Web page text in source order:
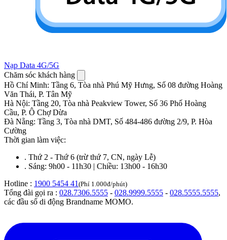
Nạp Data 4G/5G
Chăm sóc khách hàng
Hồ Chí Minh: Tầng 6, Tòa nhà Phú Mỹ Hưng, Số 08 đường Hoàng
Văn Thái, P. Tân Mỹ
Hà Nội: Tầng 20, Tòa nhà Peakview Tower, Số 36 Phố Hoàng
Cầu, P. Ô Chợ Dừa
Đà Nẵng: Tầng 3, Tòa nhà DMT, Số 484-486 đường 2/9, P. Hòa
Cường
Thời gian làm việc:
. Thứ 2 - Thứ 6 (trừ thứ 7, CN, ngày Lễ)
. Sáng: 9h00 - 11h30 | Chiều: 13h00 - 16h30
Hotline : 1900 5454 41 (Phí 1.000đ/phút)
Tổng đài gọi ra : 028.7306.5555 - 028.9999.5555 - 028.5555.5555,
các đầu số di động Brandname MOMO.